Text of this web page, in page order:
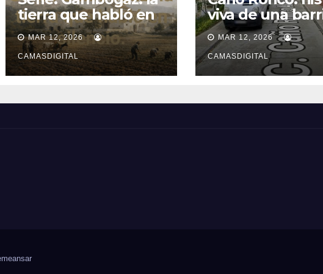
tierra que habló en
silencio.
MAR 12, 2026
CAMASDIGITAL
viva de una
popular de
MAR 12, 2026
CAMASDIGITAL